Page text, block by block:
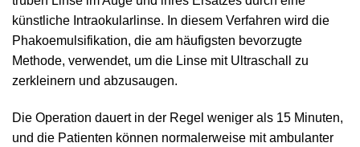
künstliche Intraokularlinse. In diesem Verfahren wird die
Phakoemulsifikation, die am häufigsten bevorzugte
Methode, verwendet, um die Linse mit Ultraschall zu
zerkleinern und abzusaugen.
Die Operation dauert in der Regel weniger als 15 Minuten,
und die Patienten können normalerweise mit ambulanter